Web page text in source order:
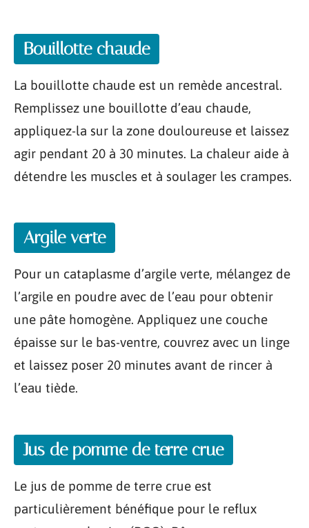
Bouillotte chaude
La bouillotte chaude est un remède ancestral.
Remplissez une bouillotte d’eau chaude,
appliquez-la sur la zone douloureuse et laissez
agir pendant 20 à 30 minutes. La chaleur aide à
détendre les muscles et à soulager les crampes.
Argile verte
Pour un cataplasme d’argile verte, mélangez de
l’argile en poudre avec de l’eau pour obtenir
une pâte homogène. Appliquez une couche
épaisse sur le bas-ventre, couvrez avec un linge
et laissez poser 20 minutes avant de rincer à
l’eau tiède.
Jus de pomme de terre crue
Le jus de pomme de terre crue est
particulièrement bénéfique pour le reflux